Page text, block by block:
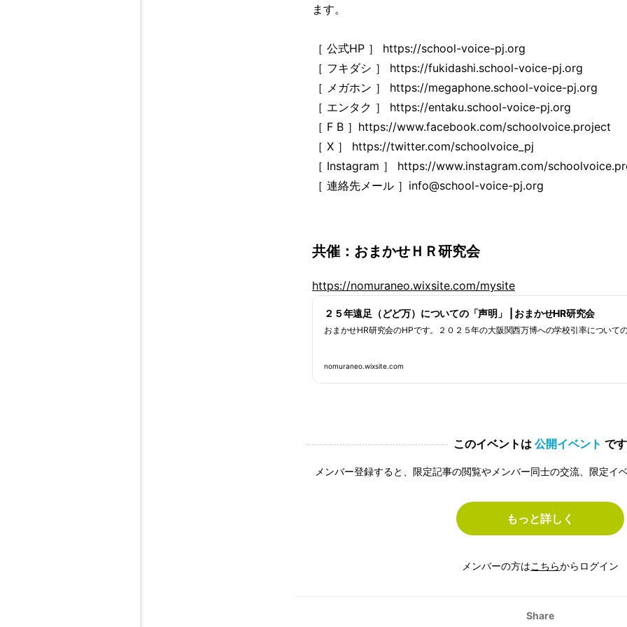
ます。
［ 公式HP ］ https://school-voice-pj.org
［ フキダシ ］ https://fukidashi.school-voice-pj.org
［ メガホン ］ https://megaphone.school-voice-pj.org
［ エンタク ］ https://entaku.school-voice-pj.org
［ F B ］https://www.facebook.com/schoolvoice.project
［ X ］ https://twitter.com/schoolvoice_pj
［ Instagram ］ https://www.instagram.com/
［ 連絡先メール ］info@school-voice-pj.org
共催：おまかせＨＲ研究会
https://nomuraneo.wixsite.com/mysite
２５年遠足（どど万）についての「声明」 | おまかせHR研究会
おまかせHR研究会のHPです。２０２５年の大阪関西万博への学校引率について
nomuraneo.wixsite.com
このイベントは 公開イベント です
メンバー登録すると、限定記事の閲覧やメンバー同士の交流、限定イ
もっと詳しく
メンバーの方はこちらからログイン
Share